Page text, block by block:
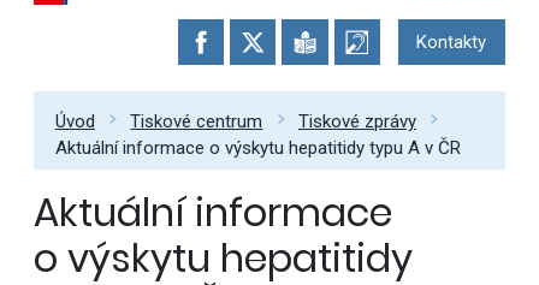
Kontakty
Úvod Tiskové centrum
Tiskové zprávy
Aktuální informace o výskytu hepatitidy typu A v ČR
Aktuální informace
o výskytu hepatitidy